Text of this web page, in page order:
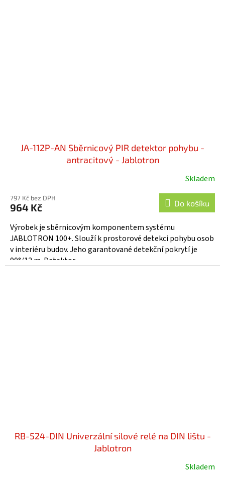
JA-112P-AN Sběrnicový PIR detektor pohybu -
antracitový - Jablotron
produktu
je
5,0
z
5
hvězdiček.
Skladem
797 Kč bez DPH
964 Kč Do košíku
Výrobek je sběrnicovým komponentem systému
JABLOTRON 100+. Slouží k prostorové detekci pohybu osob
v interiéru budov. Jeho garantované detekční pokrytí je
90°/12 m. Detektor...
RB-524-DIN Univerzální silové relé na DIN lištu -
Jablotron
Skladem